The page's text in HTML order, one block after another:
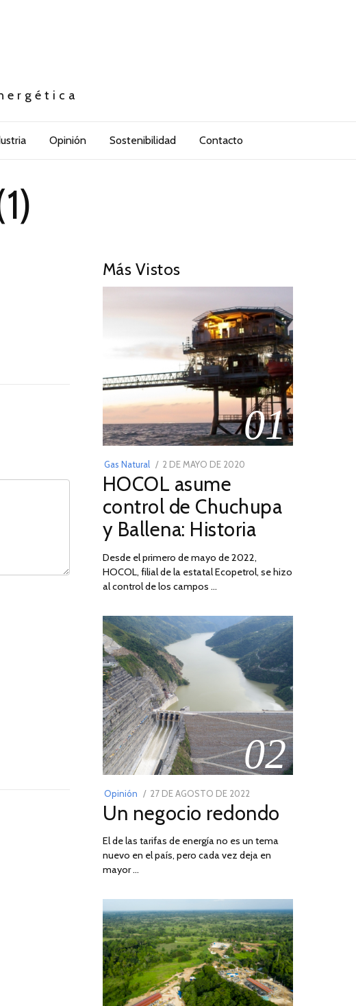
Opinión Sostenibilidad Contacto
Más Vistos
01
Gas Natural
POSTED
ON
2 DE MAYO DE 2020
DE
2026
HOCOL asume
control de Chuchupa
y Ballena: Historia
Desde el primero de mayo de 2022,
HOCOL, filial de la estatal Ecopetrol, se hizo
al control de los campos …
02
Opinión
POSTED
ON
27 DE AGOSTO DE 2022
DE
DE
2022
Un negocio redondo
El de las tarifas de energía no es un tema
nuevo en el país, pero cada vez deja en
mayor …